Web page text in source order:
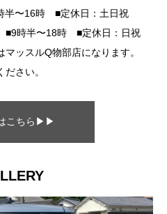
半〜16時 ■定休日：土日祝
■9時半〜18時 ■定休日：日祝
ッスルQ物部店になります。
さい。
こちら▶▶